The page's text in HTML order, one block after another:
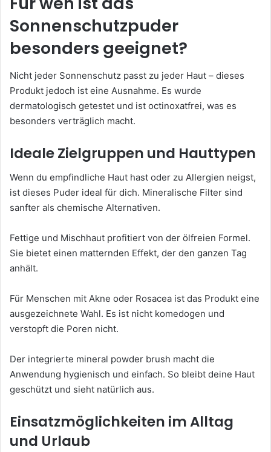
Sonnenschutzpuder
besonders geeignet?
Nicht jeder Sonnenschutz passt zu jeder Haut – dieses
Produkt jedoch ist eine Ausnahme. Es wurde
dermatologisch getestet und ist octinoxatfrei, was es
besonders verträglich macht.
Ideale Zielgruppen und Hauttypen
Wenn du empfindliche Haut hast oder zu Allergien neigst,
ist dieses Puder ideal für dich. Mineralische Filter sind
sanfter als chemische Alternativen.
Fettige und Mischhaut profitiert von der ölfreien Formel.
Sie bietet einen matternden Effekt, der den ganzen Tag
anhält.
Für Menschen mit Akne oder Rosacea ist das Produkt eine
ausgezeichnete Wahl. Es ist nicht komedogen und
verstopft die Poren nicht.
Der integrierte mineral powder brush macht die
Anwendung hygienisch und einfach. So bleibt deine Haut
geschützt und sieht natürlich aus.
Einsatzmöglichkeiten im Alltag
und Urlaub